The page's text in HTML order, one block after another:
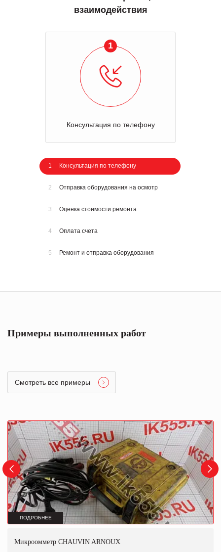
взаимодействия
1
Консультация по телефону
1 Консультация по телефону
2 Отправка оборудования на осмотр
3 Оценка стоимости ремонта
4 Оплата счета
5 Ремонт и отправка оборудования
Примеры выполненных работ
Смотреть все примеры
ПОДРОБНЕЕ
Микроомметр CHAUVIN ARNOUX